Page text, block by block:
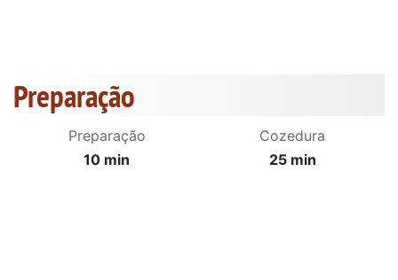
Preparação
Preparação
10 min
Cozedura
25 min